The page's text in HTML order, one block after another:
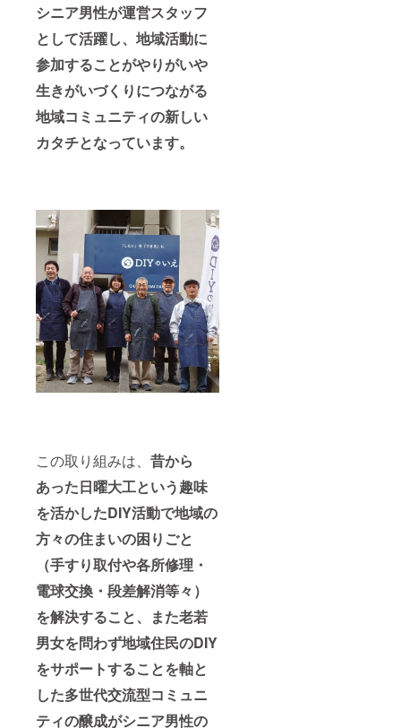
シニア男性が運営スタッフ
として活躍し、地域活動に
参加することがやりがいや
生きがいづくりにつながる
地域コミュニティの新しい
カタチとなっています。
この取り組みは、 昔から
あった日曜大工という趣味
を活かしたDIY活動で地域の
方々の住まいの困りごと
（手すり取付や各所修理・
電球交換・段差解消等々）
を解決すること、また老若
男女を問わず地域住民のDIY
をサポートすることを軸と
した多世代交流型コミュニ
ティの醸成がシニア男性の